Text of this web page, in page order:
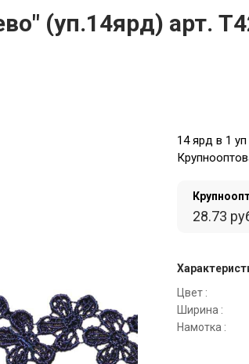
(уп.14ярд) арт.
14 ярд в 1 уп
28.73
Цвет :
Ширина :
Намотка :